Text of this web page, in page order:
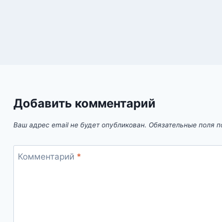
Добавить комментарий
Ваш адрес email не будет опубликован. Обязательные поля
Комментарий *